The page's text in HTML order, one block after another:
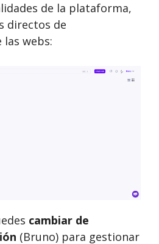
de la plataforma,
directos de
webs:
cambiar de
(Bruno) para gestionar